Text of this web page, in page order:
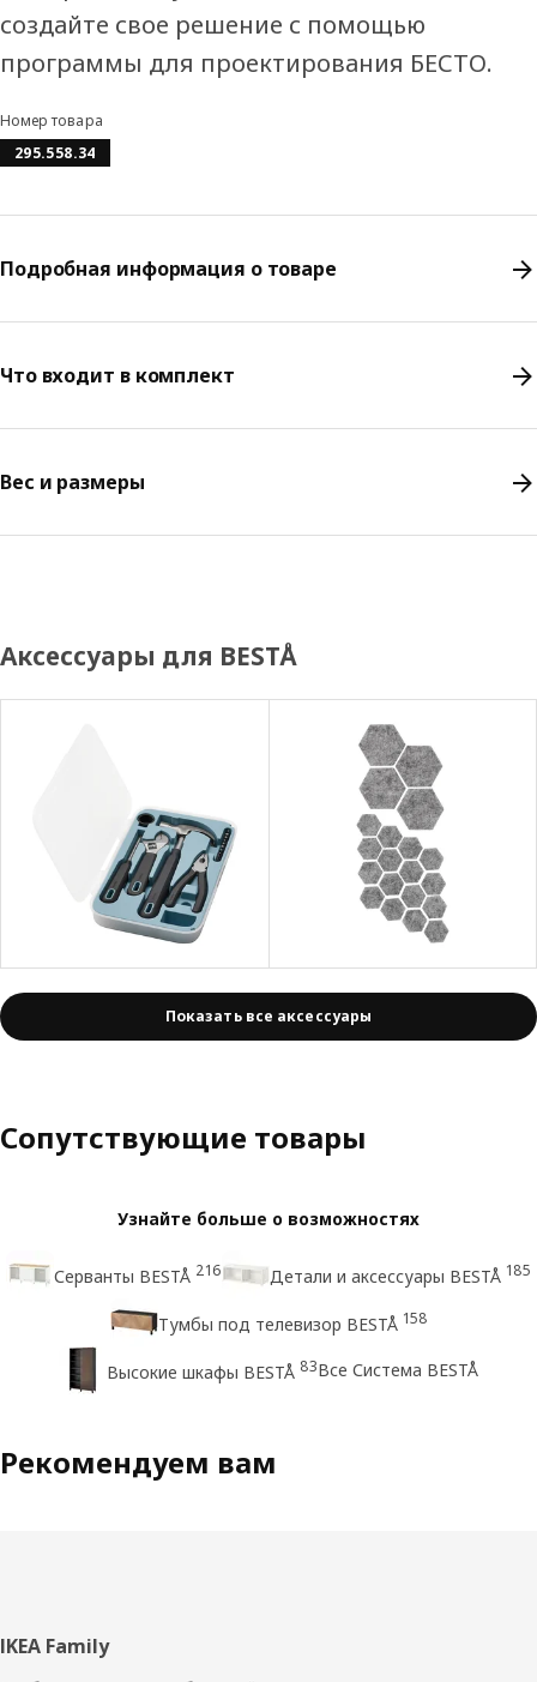
создайте свое решение с помощью
программы для проектирования БЕСТО.
Номер товара
295.558.34
Подробная информация о товаре
Что входит в комплект
Вес и размеры
Аксессуары для BESTÅ
Показать все аксессуары
Сопутствующие товары
Узнайте больше о возможностях
Серванты BESTÅ 216 Детали и аксессуары BESTÅ 185
Тумбы под телевизор BESTÅ 158
Высокие шкафы BESTÅ 83Все Система BESTÅ
Рекомендуем вам
Нижний
IKEA Family